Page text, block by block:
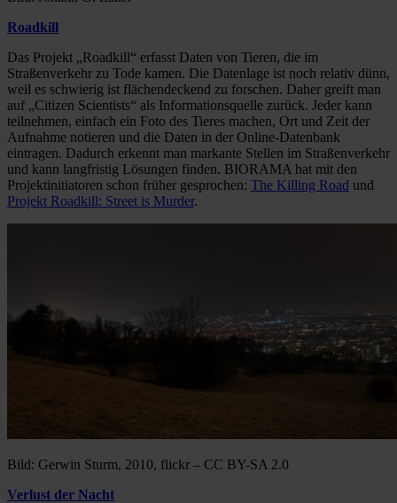
Roadkill
Das Projekt „Roadkill“ erfasst Daten von Tieren, die im
Straßenverkehr zu Tode kamen. Die Datenlage ist noch relativ dünn,
weil es schwierig ist flächendeckend zu forschen. Daher greift man
auf „Citizen Scientists“ als Informationsquelle zurück. Jeder kann
teilnehmen, einfach ein Foto des Tieres machen, Ort und Zeit der
Aufnahme notieren und die Daten in der Online-Datenbank
eintragen. Dadurch erkennt man markante Stellen im Straßenverkehr
und kann langfristig Lösungen finden. BIORAMA hat mit den
Projektinitiatoren schon früher gesprochen: The Killing Road und
Projekt Roadkill: Street is Murder.
Bild: Gerwin Sturm, 2010, flickr – CC BY-SA 2.0
Verlust der Nacht